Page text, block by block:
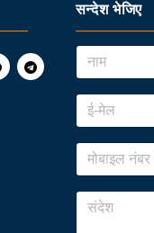
सन्देश भेजिए